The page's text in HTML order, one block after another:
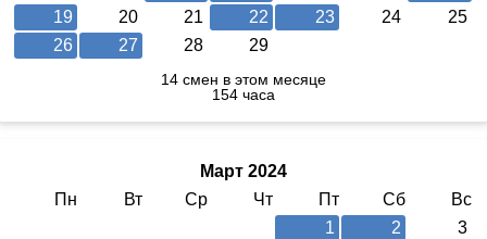
19
20 21 22 23 24
25
26
27 28 29
14 смен в этом месяце
154 часа
Март 2024
Пн
Вт Ср Чт Пт Сб
Вс
1
2
3